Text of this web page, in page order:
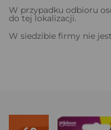
W przypadku odbioru
do tej lokalizacji.
W siedzibie firmy nie